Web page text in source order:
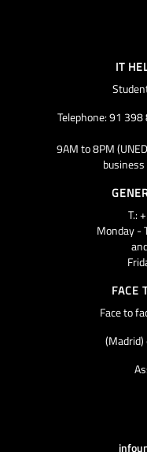
IT
Telephone: 91
9AM to 8PM
T.:
Monday -
FACE
Face to
(Madrid)